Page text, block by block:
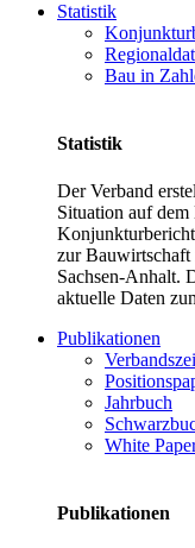
Statistik
Bau in
Statistik
Der Verband
Situation auf
zur Bauwirtschaft
Sachsen-Anhalt.
aktuelle Daten
Publikationen
Jahrbuch
White
Publikationen